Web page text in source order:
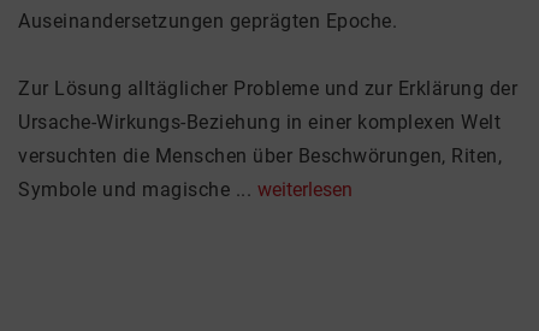
Auseinandersetzungen geprägten Epoche.
Zur Lösung alltäglicher Probleme und zur Erklärung der
Ursache-Wirkungs-Beziehung in einer komplexen Welt
versuchten die Menschen über Beschwörungen, Riten,
Symbole und magische ... weiterlesen